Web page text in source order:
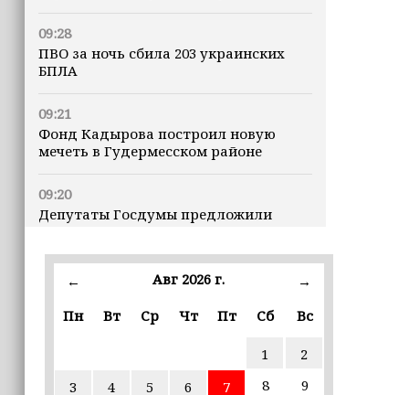
09:28
ПВО за ночь сбила 203 украинских
БПЛА
09:21
Фонд Кадырова построил новую
мечеть в Гудермесском районе
09:20
Депутаты Госдумы предложили
Хас-Магомед Кадыров и Хож-Бауди
Дааев проверили ход капитального
19:18
← Авг 2026 г.
→
Пн
Вт Ср Чт Пт Сб Вс
1
2
3
4 5 6 7 8
9